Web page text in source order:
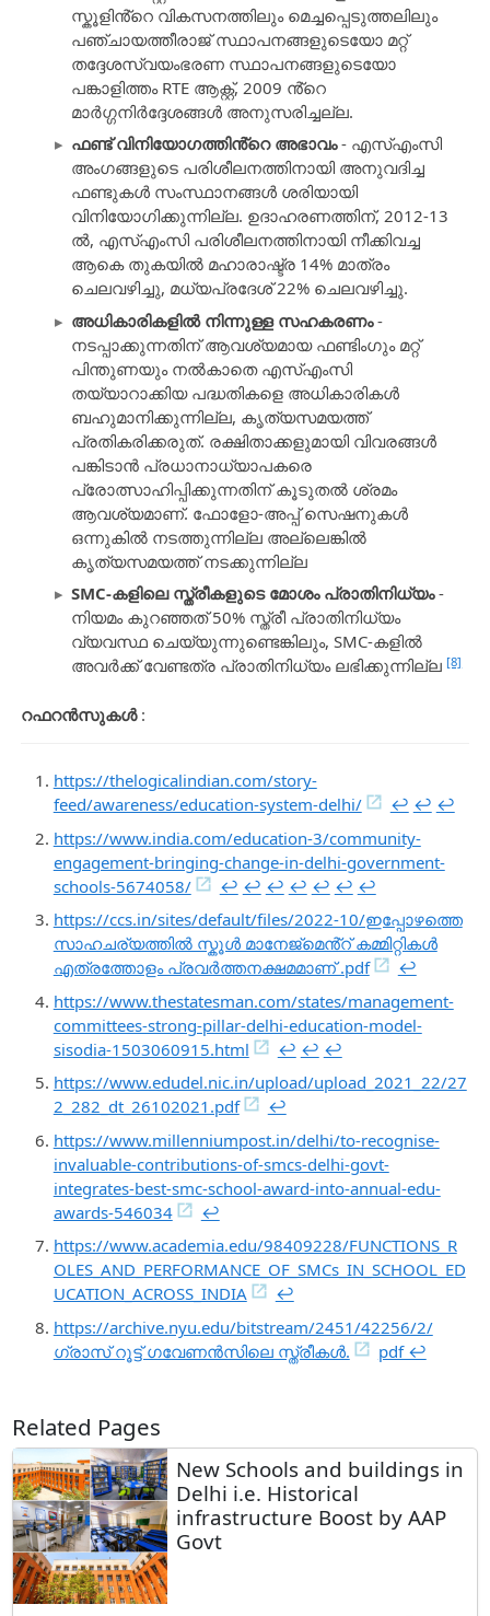
സ്കൂളിൻ്റെ വികസനത്തിലും മെച്ചപ്പെടുത്തലിലും
പഞ്ചായത്തീരാജ് സ്ഥാപനങ്ങളുടെയോ മറ്റ്
തദ്ദേശസ്വയംഭരണ സ്ഥാപനങ്ങളുടെയോ
പങ്കാളിത്തം RTE ആക്റ്റ്, 2009 ൻ്റെ
മാർഗ്ഗനിർദ്ദേശങ്ങൾ അനുസരിച്ചല്ല.
ഫണ്ട് വിനിയോഗത്തിൻ്റെ അഭാവം- എസ്എംസി
അംഗങ്ങളുടെ പരിശീലനത്തിനായി അനുവദിച്ച
ഫണ്ടുകൾ സംസ്ഥാനങ്ങൾ ശരിയായി
വിനിയോഗിക്കുന്നില്ല. ഉദാഹരണത്തിന്, 2012-13
ൽ, എസ്എംസി പരിശീലനത്തിനായി നീക്കിവച്ച
ആകെ തുകയിൽ മഹാരാഷ്ട്ര 14% മാത്രം
ചെലവഴിച്ചു, മധ്യപ്രദേശ് 22% ചെലവഴിച്ചു.
അധികാരികളിൽ നിന്നുള്ള സഹകരണം-
നടപ്പാക്കുന്നതിന് ആവശ്യമായ ഫണ്ടിംഗും മറ്റ്
പിന്തുണയും നൽകാതെ എസ്എംസി
തയ്യാറാക്കിയ പദ്ധതികളെ അധികാരികൾ
ബഹുമാനിക്കുന്നില്ല, കൃത്യസമയത്ത്
പ്രതികരിക്കരുത്. രക്ഷിതാക്കളുമായി വിവരങ്ങൾ
പങ്കിടാൻ പ്രധാനാധ്യാപകരെ
പ്രോത്സാഹിപ്പിക്കുന്നതിന് കൂടുതൽ ശ്രമം
ആവശ്യമാണ്. ഫോളോ-അപ്പ് സെഷനുകൾ
ഒന്നുകിൽ നടത്തുന്നില്ല അല്ലെങ്കിൽ
കൃത്യസമയത്ത് നടക്കുന്നില്ല
SMC-കളിലെ സ്ത്രീകളുടെ മോശം പ്രാതിനിധ്യം-
നിയമം കുറഞ്ഞത് 50% സ്ത്രീ പ്രാതിനിധ്യം
വ്യവസ്ഥ ചെയ്യുന്നുണ്ടെങ്കിലും, SMC-കളിൽ
അവർക്ക് വേണ്ടത്ര പ്രാതിനിധ്യം ലഭിക്കുന്നില്ല [8]
റഫറൻസുകൾ:
https://thelogicalindian.com/story-
feed/awareness/education-system-delhi/
↩︎ ↩︎ ↩︎
https://www.india.com/education-3/community-
engagement-bringing-change-in-delhi-government-
schools-5674058/
↩︎ ↩︎ ↩︎ ↩︎ ↩︎ ↩︎ ↩︎
https://ccs.in/sites/default/files/2022-10/ഇപ്പോഴത്തെ
സാഹചര്യത്തിൽ സ്കൂൾ മാനേജ്മെൻ്റ് കമ്മിറ്റികൾ
എത്രത്തോളം പ്രവർത്തനക്ഷമമാണ് .pdf
↩︎
https://www.thestatesman.com/states/management-
committees-strong-pillar-delhi-education-model-
sisodia-1503060915.html
↩︎ ↩︎ ↩︎
https://www.edudel.nic.in/upload/upload_2021_22/27
2_282_dt_26102021.pdf
↩︎
https://www.millenniumpost.in/delhi/to-recognise-
invaluable-contributions-of-smcs-delhi-govt-
integrates-best-smc-school-award-into-annual-edu-
awards-546034
↩︎
https://www.academia.edu/98409228/FUNCTIONS_R
OLES_AND_PERFORMANCE_OF_SMCs_IN_SCHOOL_ED
UCATION_ACROSS_INDIA
↩︎
https://archive.nyu.edu/bitstream/2451/42256/2/
ഗ്രാസ് റൂട്ട് ഗവേണൻസിലെ സ്ത്രീകൾ.
pdf ↩︎
Related Pages
New Schools and buildings in
Delhi i.e. Historical
infrastructure Boost by AAP
Govt